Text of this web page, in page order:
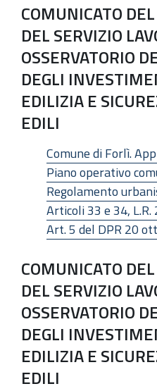
COMUNICATO
DEL SERVIZIO
OSSERVATORIO
DEGLI
EDILIZIA E
EDILI
Comune di Forlì.
Piano operativo
Regolamento
Articoli 33 e 34,
Art. 5 del DPR 20
COMUNICATO
DEL SERVIZIO
OSSERVATORIO
DEGLI
EDILIZIA E
EDILI